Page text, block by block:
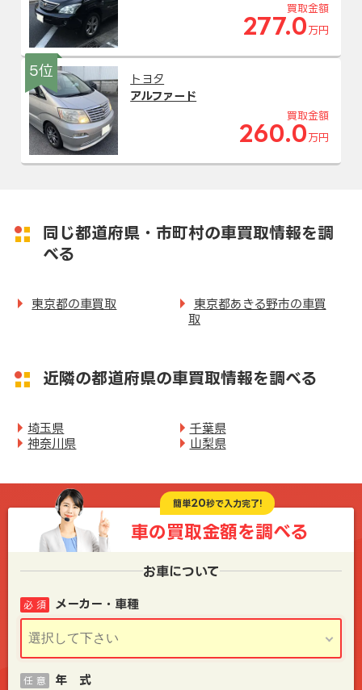
買取金額
277.0 万円
5位
トヨタ
アルファード
買取金額
260.0 万円
同じ都道府県・市町村の車買取情報を調
べる
東京都の車買取
東京都あきる野市の車買
取
近隣の都道府県の車買取情報を調べる
埼玉県
千葉県
神奈川県
山梨県
簡単20秒で入力完了!
車の買取金額を調べる
お車について
メーカー・車種
必 須
年 式
任 意